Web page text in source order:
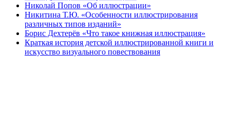
Николай Попов «Об иллюстрации»
Никитина Т.Ю. «Особенности иллюстрирования
различных типов изданий»
Борис Дехтерёв «Что такое книжная иллюстрация»
Краткая история детской иллюстрированной книги и
искусство визуального повествования